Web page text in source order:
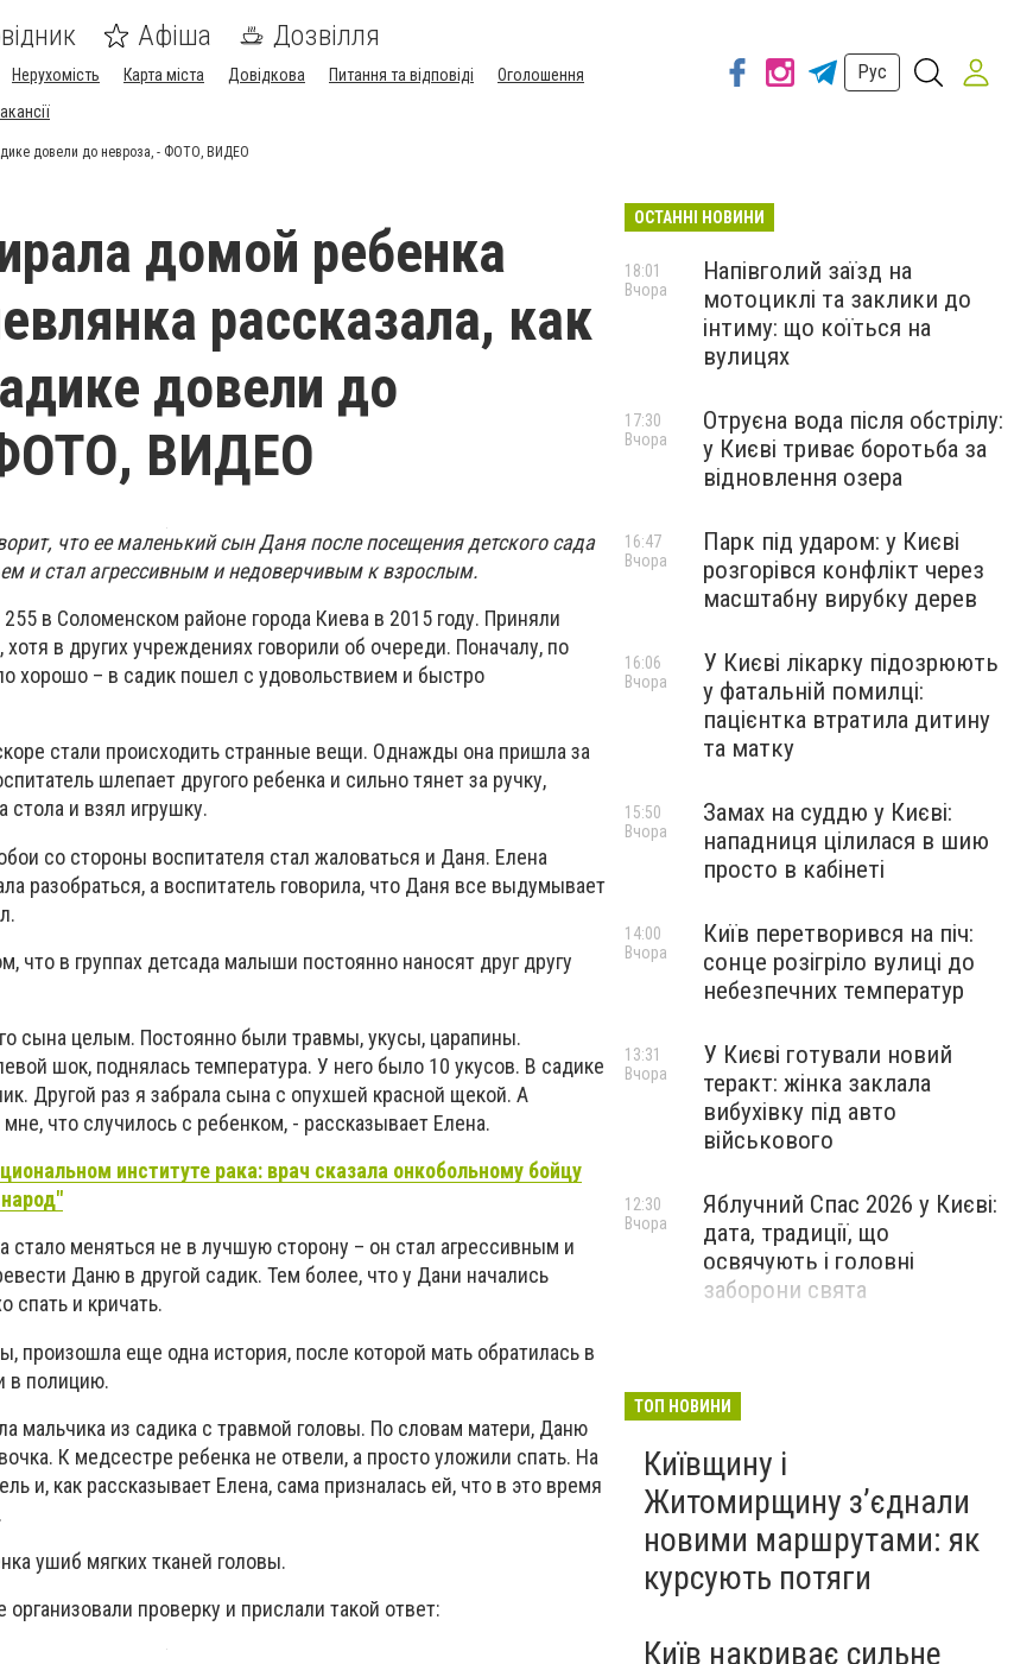
Афіша Дозвілля
Нерухомість Карта міста Довідкова Питання та відповіді
Оголошення
Рус
довели до невроза, - ФОТО, ВИДЕО
домой ребенка
рассказала, как
довели до
ВИДЕО
что ее маленький сын Даня после посещения детского сада
и стал агрессивным и недоверчивым к взрослым.
в Соломенском районе города Киева в 2015 году. Приняли
в других учреждениях говорили об очереди. Поначалу, по
хорошо – в садик пошел с удовольствием и быстро
стали происходить странные вещи. Однажды она пришла за
шлепает другого ребенка и сильно тянет за ручку,
стола и взял игрушку.
со стороны воспитателя стал жаловаться и Даня. Елена
разобраться, а воспитатель говорила, что Даня все выдумывает
что в группах детсада малыши постоянно наносят друг другу
сына целым. Постоянно были травмы, укусы, царапины.
шок, поднялась температура. У него было 10 укусов. В садике
Другой раз я забрала сына с опухшей красной щекой. А
что случилось с ребенком, - рассказывает Елена.
институте рака: врач сказала онкобольному бойцу
стало меняться не в лучшую сторону – он стал агрессивным и
Даню в другой садик. Тем более, что у Дани начались
спать и кричать.
произошла еще одна история, после которой мать обратилась в
в полицию.
мальчика из садика с травмой головы. По словам матери, Даню
К медсестре ребенка не отвели, а просто уложили спать. На
и, как рассказывает Елена, сама призналась ей, что в это время
ушиб мягких тканей головы.
организовали проверку и прислали такой ответ:
ОСТАННІ НОВИНИ
Напівголий заїзд на
мотоциклі та заклики до
інтиму: що коїться на
вулицях
18:01
Вчора
Отруєна вода після обстрілу:
у Києві триває боротьба за
відновлення озера
17:30
Вчора
Парк під ударом: у Києві
розгорівся конфлікт через
масштабну вирубку дерев
16:47
Вчора
У Києві лікарку підозрюють
у фатальній помилці:
пацієнтка втратила дитину
та матку
16:06
Вчора
Замах на суддю у Києві:
нападниця цілилася в шию
просто в кабінеті
15:50
Вчора
Київ перетворився на піч:
сонце розігріло вулиці до
небезпечних температур
14:00
Вчора
У Києві готували новий
теракт: жінка заклала
вибухівку під авто
військового
13:31
Вчора
Яблучний Спас 2026 у Києві:
дата, традиції, що
освячують і головні
заборони свята
12:30
Вчора
ТОП НОВИНИ
Київщину і
Житомирщину з’єднали
новими маршрутами: як
курсують потяги
Київ накриває сильне